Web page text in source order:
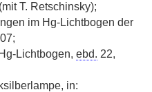
T. Retschinsky);
im Hg-Lichtbogen der
Lichtbogen, ebd. 22,
in: